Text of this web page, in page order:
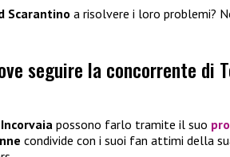
Scarantino a risolvere i loro problemi?
seguire la concorrente di
possono farlo tramite il suo
condivide con i suoi fan attimi della